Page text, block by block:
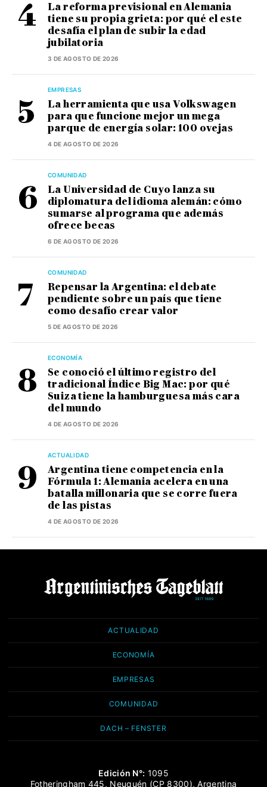
La reforma previsional en Alemania
tiene su propia grieta: por qué el este
desafía el plan de subir la edad
jubilatoria
3 DE AGOSTO DE 2026
EMPRESAS
La herramienta que usa Volkswagen
para que funcione mejor un mega
parque de energía solar: 100 ovejas
4 DE AGOSTO DE 2026
COMUNIDAD
La Universidad de Cuyo lanza su
diplomatura del idioma alemán: cómo
sumarse al programa que además
ofrece becas
6 DE AGOSTO DE 2026
COMUNIDAD
Repensar la Argentina: el debate
pendiente sobre un país que tiene
como desafío crear valor
5 DE AGOSTO DE 2026
ECONOMÍA
Se conoció el último registro del
tradicional Índice Big Mac: por qué
Suiza tiene la hamburguesa más cara
del mundo
4 DE AGOSTO DE 2026
ACTUALIDAD
Argentina tiene competencia en la
Fórmula 1: Alemania acelera en una
batalla millonaria que se corre fuera
de las pistas
4 DE AGOSTO DE 2026
ACTUALIDAD
ECONOMÍA
EMPRESAS
COMUNIDAD
DACH – FENSTER
Edición N°: 1095
Fotheringham 445, Neuquén (CP 8300), Argentina